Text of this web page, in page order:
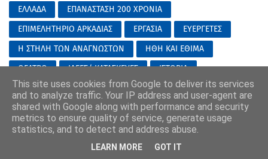
ΕΛΛΑΔΑ
ΕΠΑΝΑΣΤΑΣΗ 200 ΧΡΟΝΙΑ
ΕΠΙΜΕΛΗΤΗΡΙΟ ΑΡΚΑΔΙΑΣ
ΕΡΓΑΣΙΑ
ΕΥΕΡΓΕΤΕΣ
Η ΣΤΗΛΗ ΤΩΝ ΑΝΑΓΝΩΣΤΩΝ
ΗΘΗ ΚΑΙ ΕΘΙΜΑ
ΘΕΑΤΡΟ
ΙΔΕΕΣ/ ΚΑΤΑΣΚΕΥΕΣ
ΙΣΤΟΡΙΑ
ΙΣΤΟΡΙΑ ΤΡΙΠΟΛΗΣ
ΚΑΙΡΟΣ
ΚΗΔΕΙΕΣ ΜΝΗΜΟΣΥΝΑ
ΚΙΝΗΜΑΤΟΓΡΑΦΟΣ
ΚΟΙΝΩΝΙΚΑ
ΚΟΙΝΩΝΙΚΕΣ ΔΟΜΕΣ ΔΗΜΟΥ
ΚΟΡΙΝΘΟΣ
ΜΕΓΑΛΟΠΟΛΗ ΜΕΣΑ ΣΤΗΝ ΠΟΛΗ.....
This site uses cookies from Google to deliver its services
and to analyze traffic. Your IP address and user-agent are
shared with Google along with performance and security
metrics to ensure quality of service, generate usage
statistics, and to detect and address abuse.
LEARN MORE GOT IT